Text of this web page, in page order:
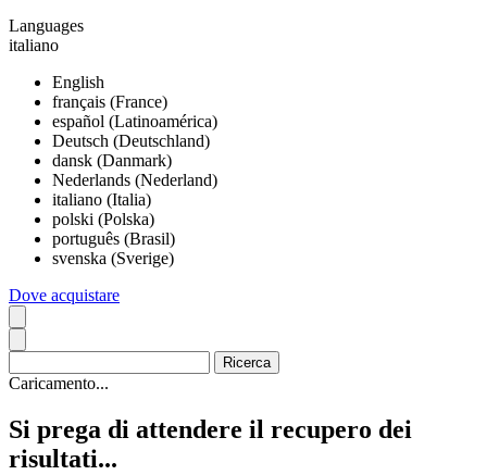
Languages
italiano
English
français (France)
español (Latinoamérica)
Deutsch (Deutschland)
dansk (Danmark)
Nederlands (Nederland)
italiano (Italia)
polski (Polska)
português (Brasil)
svenska (Sverige)
Dove acquistare
Caricamento...
Si prega di attendere il recupero dei
risultati...